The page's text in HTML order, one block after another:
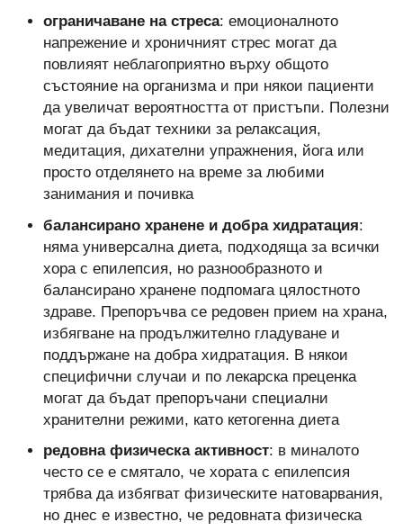
ограничаване на стреса: емоционалното
напрежение и хроничният стрес могат да
повлияят неблагоприятно върху общото
състояние на организма и при някои пациенти
да увеличат вероятността от пристъпи. Полезни
могат да бъдат техники за релаксация,
медитация, дихателни упражнения, йога или
просто отделянето на време за любими
занимания и почивка
балансирано хранене и добра хидратация:
няма универсална диета, подходяща за всички
хора с епилепсия, но разнообразното и
балансирано хранене подпомага цялостното
здраве. Препоръчва се редовен прием на храна,
избягване на продължително гладуване и
поддържане на добра хидратация. В някои
специфични случаи и по лекарска преценка
могат да бъдат препоръчани специални
хранителни режими, като кетогенна диета
редовна физическа активност: в миналото
често се е смятало, че хората с епилепсия
трябва да избягват физическите натоварвания,
но днес е известно, че редовната физическа